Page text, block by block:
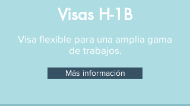
Visas H-1B
Visa flexible para una amplia gama
de trabajos.
Más información